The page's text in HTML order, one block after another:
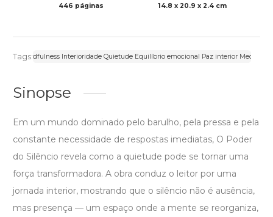
446 páginas 14.8 x 20.9 x 2.4 cm
Tags:
Mindfulness Interioridade Quietude Equilíbrio emocional Paz interior Meditação
Sinopse
Em um mundo dominado pelo barulho, pela pressa e pela
constante necessidade de respostas imediatas, O Poder
do Silêncio revela como a quietude pode se tornar uma
força transformadora. A obra conduz o leitor por uma
jornada interior, mostrando que o silêncio não é ausência,
mas presença — um espaço onde a mente se reorganiza,